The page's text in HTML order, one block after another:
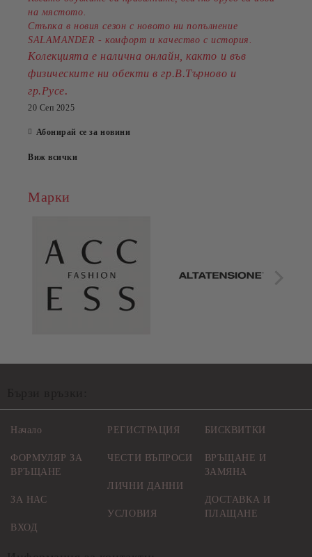
на мястото.
Стъпка в новия сезон с новото ни попълнение
SALAMANDER - комфорт и качество с история.
Колекцията е налична онлайн, както и във
физическите ни обекти в гр.В.Търново и
гр.Русе.
20 Сеп 2025
Абонирай се за новини
Виж всички
Марки
Начало
ФОРМУЛЯР ЗА
ВРЪЩАНЕ
ЗА НАС
ВХОД
РЕГИСТРАЦИЯ
ЧЕСТИ ВЪПРОСИ
ЛИЧНИ ДАННИ
УСЛОВИЯ
БИСКВИТКИ
ВРЪЩАНЕ И
ЗАМЯНА
ДОСТАВКА И
ПЛАЩАНЕ